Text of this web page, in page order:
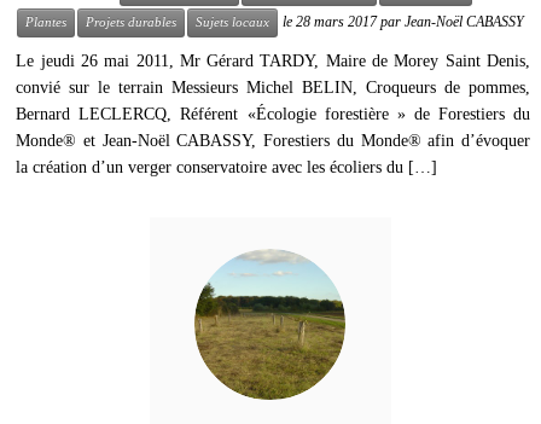
Plantes Projets durables Sujets locaux le28 mars 2017 parJean-Noël CABASSY
Le jeudi 26 mai 2011, Mr Gérard TARDY, Maire de Morey Saint Denis,
convié sur le terrain Messieurs Michel BELIN, Croqueurs de pommes,
Bernard LECLERCQ, Référent «Écologie forestière » de Forestiers du
Monde® et Jean-Noël CABASSY, Forestiers du Monde® afin d’évoquer
la création d’un verger conservatoire avec les écoliers du […]